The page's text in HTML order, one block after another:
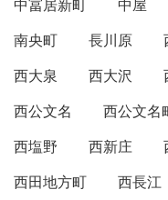
中冨居新町
中屋
南央町
長川原
西大泉
西大沢
西公文名
西公文名
西塩野
西新庄
西田地方町
西長江